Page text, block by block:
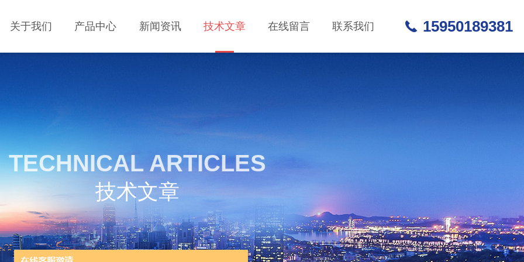
关于我们 产品中心 新闻资讯 技术文章 在线留言 联系我们 15950189381
TECHNICAL ARTICLES
技术文章